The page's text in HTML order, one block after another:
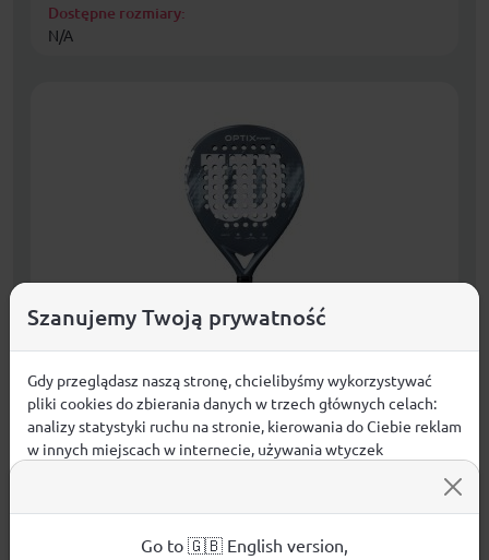
Dostępne rozmiary:
N/A
PADEL RACKET WILSON OPTIX V2 POWER
649,99zł KUPUJĘ
Szanujemy Twoją prywatność
Gdy przeglądasz naszą stronę, chcielibyśmy wykorzystywać
pliki cookies do zbierania danych w trzech głównych celach:
analizy statystyki ruchu na stronie, kierowania do Ciebie reklam
w innych miejscach w internecie, używania wtyczek
używanych plików cookies.
Aby dowiedzieć się więcej o plikach cookie i tym, jak
Go to 🇬🇧 English version,